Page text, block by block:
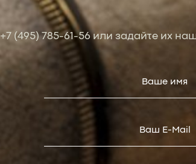
+7 (495) 785-61-56или задайте их